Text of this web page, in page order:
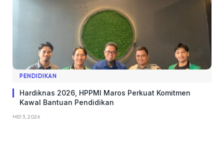
PENDIDIKAN
Hardiknas 2026, HPPMI Maros Perkuat Komitmen
Kawal Bantuan Pendidikan
MEI 3, 2026